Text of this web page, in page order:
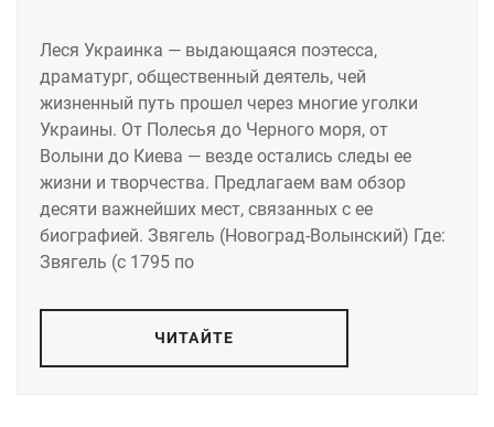
Леся Украинка — выдающаяся поэтесса,
драматург, общественный деятель, чей
жизненный путь прошел через многие уголки
Украины. От Полесья до Черного моря, от
Волыни до Киева — везде остались следы ее
жизни и творчества. Предлагаем вам обзор
десяти важнейших мест, связанных с ее
биографией. Звягель (Новоград-Волынский) Где:
Звягель (с 1795 по
ЧИТАЙТЕ